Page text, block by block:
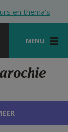
en thema's
MENU